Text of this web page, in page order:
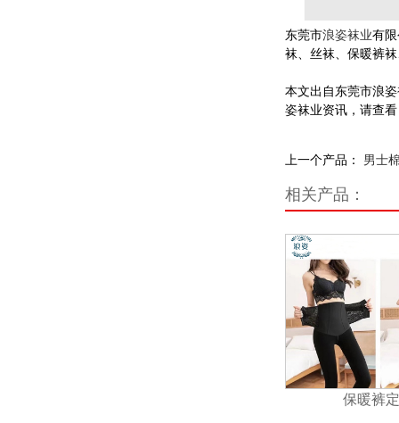
东莞市浪姿袜业有
袜、丝袜、保暖裤
本文出自东莞市浪
姿袜业资讯，请查
上一个产品： 男士
相关产品：
保暖裤